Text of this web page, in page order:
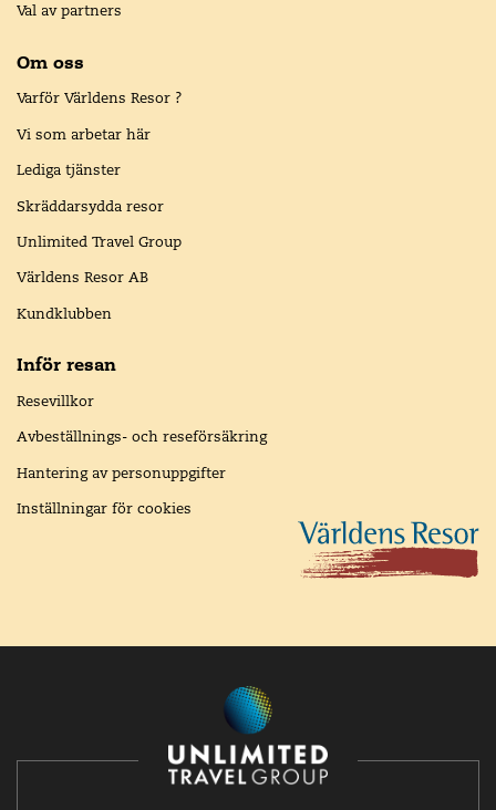
Val av partners
Om oss
Varför Världens Resor ?
Vi som arbetar här
Lediga tjänster
Skräddarsydda resor
Unlimited Travel Group
Världens Resor AB
Kundklubben
Inför resan
Resevillkor
Avbeställnings- och reseförsäkring
Hantering av personuppgifter
Inställningar för cookies